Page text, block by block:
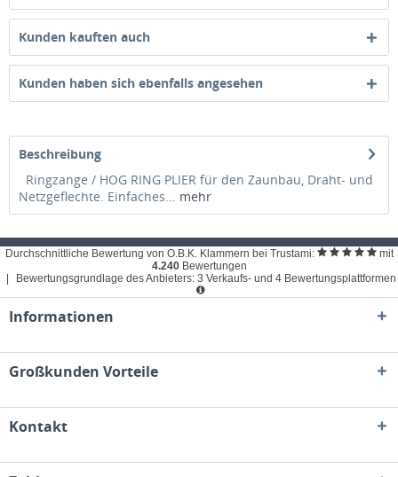
Kunden kauften auch
Kunden haben sich ebenfalls angesehen
Beschreibung
Ringzange / HOG RING PLIER für den Zaunbau, Draht- und
Netzgeflechte. Einfaches... mehr
Durchschnittliche Bewertung von O.B.K. Klammern bei Trustami:
mit
4.240 Bewertungen
Bewertungsgrundlage des Anbieters: 3 Verkaufs- und 4 Bewertungsplattformen
Informationen
Großkunden Vorteile
Kontakt